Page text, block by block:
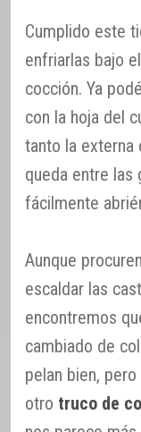
Cumplido este
enfriarlas bajo
cocción. Ya
con la hoja del
tanto la externa
queda entre las
fácilmente
Aunque
escaldar las
encontremos
cambiado de
pelan bien,
otro truco de